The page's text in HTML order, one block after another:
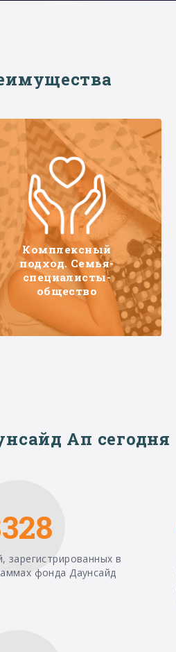
Комплексный
подход. Семья-
специалисты-
общество
Ап сегодня
зарегистрированных в
фонда Даунсайд